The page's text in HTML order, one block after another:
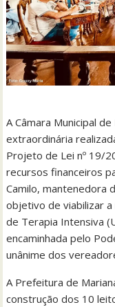
A Câmara Municipal
extraordinária
Projeto de Lei nº 19/
recursos financeiros
Camilo, mantenedora
objetivo de viabilizar
de Terapia Intensiva
encaminhada pelo
unânime dos
A Prefeitura de
construção dos 10